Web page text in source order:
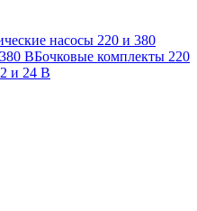
насосы 220 и 380
ВБочковые комплекты 220
и 24 В